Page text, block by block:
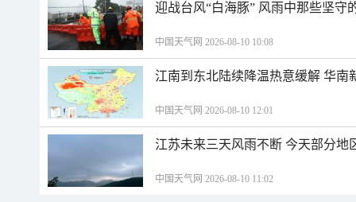
迎战台风“白海豚” 风雨中那些坚守
中国天气网 2026-08-10 10:08
江南到东北陆续降温热意缓解 华南
中国天气网 2026-08-10 12:01
江苏未来三天风雨不断 今天部分地
中国天气网 2026-08-10 11:02